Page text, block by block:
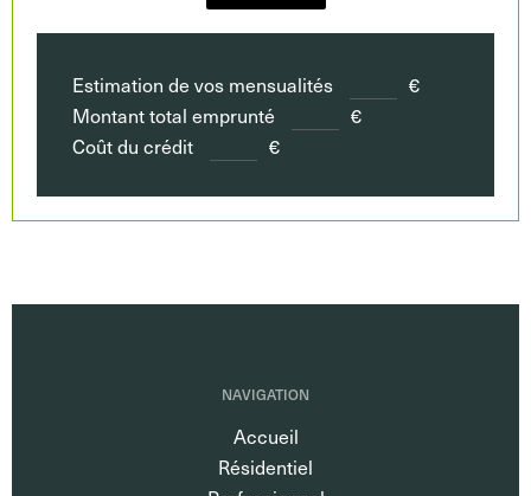
Estimation de vos mensualités
€
Montant total emprunté
€
Coût du crédit
€
NAVIGATION
Accueil
Résidentiel